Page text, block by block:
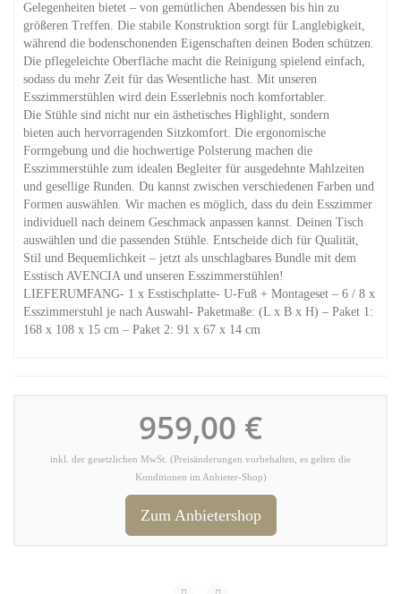
Gelegenheiten bietet – von gemütlichen Abendessen bis hin zu
größeren Treffen. Die stabile Konstruktion sorgt für Langlebigkeit,
während die bodenschonenden Eigenschaften deinen Boden schützen.
Die pflegeleichte Oberfläche macht die Reinigung spielend einfach,
sodass du mehr Zeit für das Wesentliche hast. Mit unseren
Esszimmerstühlen wird dein Esserlebnis noch komfortabler.
Die Stühle sind nicht nur ein ästhetisches Highlight, sondern
bieten auch hervorragenden Sitzkomfort. Die ergonomische
Formgebung und die hochwertige Polsterung machen die
Esszimmerstühle zum idealen Begleiter für ausgedehnte Mahlzeiten
und gesellige Runden. Du kannst zwischen verschiedenen Farben und
Formen auswählen. Wir machen es möglich, dass du dein Esszimmer
individuell nach deinem Geschmack anpassen kannst. Deinen Tisch
auswählen und die passenden Stühle. Entscheide dich für Qualität,
Stil und Bequemlichkeit – jetzt als unschlagbares Bundle mit dem
Esstisch AVENCIA und unseren Esszimmerstühlen!
LIEFERUMFANG- 1 x Esstischplatte- U-Fuß + Montageset – 6 / 8 x
Esszimmerstuhl je nach Auswahl- Paketmaße: (L x B x H) – Paket 1:
168 x 108 x 15 cm – Paket 2: 91 x 67 x 14 cm
959,00 €
inkl. der gesetzlichen MwSt. (Preisänderungen vorbehalten, es gelten die
Konditionen im Anbieter-Shop)
Zum Anbietershop